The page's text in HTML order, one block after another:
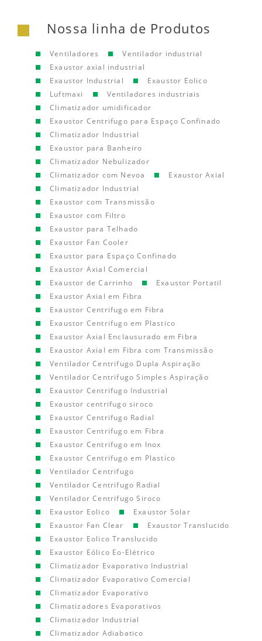
Nossa linha de Produtos
Ventiladores
Ventilador industrial
Exaustor axial industrial
Exaustor Industrial
Exaustor Eolico
Luftmaxi
Ventiladores industriais
Climatizador umidificador
Exaustor Centrifugo para Espaço Confinado
Climatizador Industrial
Exaustor para Banheiro
Climatizador Nebulizador
Climatizador com Nevoa
Exaustor Axial
Climatizador Industrial
Exaustor com Transmissão
Exaustor com Filtro
Exaustor para Telhado
Exaustor Fan Cooler
Exaustor para Espaço Confinado
Exaustor Axial Comercial
Exaustor de Carrinho
Exaustor Portatil
Exaustor Axial em Fibra
Exaustor Centrifugo em Fibra
Exaustor Centrifugo em Plastico
Exaustor Axial Enclausurado em Fibra
Exaustor Axial em Fibra com Transmissão
Ventilador Centrifugo Dupla Aspiração
Ventilador Centrifugo Simples Aspiração
Exaustor Centrifugo Industrial
Exaustor centrifugo siroco
Exaustor Centrifugo Radial
Exaustor Centrifugo em Fibra
Exaustor Centrifugo em Inox
Exaustor Centrifugo em Plastico
Ventilador Centrifugo
Ventilador Centrifugo Radial
Ventilador Centrifugo Siroco
Exaustor Eolico
Exaustor Solar
Exaustor Fan Clear
Exaustor Translucido
Exaustor Eolico Translucido
Exaustor Eólico Eo-Elétrico
Climatizador Evaporativo Industrial
Climatizador Evaporativo Comercial
Climatizador Evaporativo
Climatizadores Evaporativos
Climatizador Industrial
Climatizador Adiabatico